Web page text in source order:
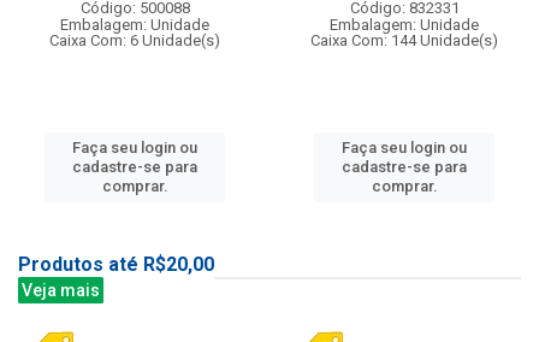
Código: 500088
Embalagem: Unidade
Caixa Com: 6 Unidade(s)
Faça seu login ou
cadastre-se para
comprar.
Código: 832331
Embalagem: Unidade
Caixa Com: 144 Unidade(s)
Faça seu login ou
cadastre-se para
comprar.
Produtos até R$20,00
Veja mais